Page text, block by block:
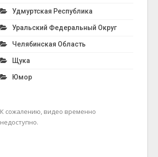
Удмуртская Республика
Уральский Федеральный Округ
Челябинская Область
Щука
Юмор
К сожалению, видео временно
недоступно.